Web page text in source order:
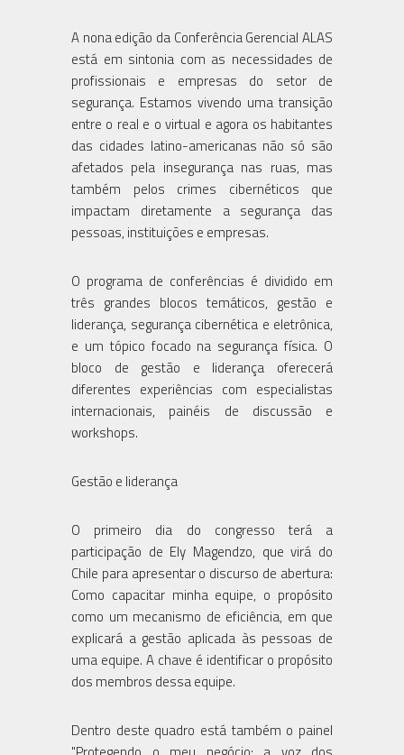
A nona edição da Conferência Gerencial ALAS
está em sintonia com as necessidades de
profissionais e empresas do setor de
segurança. Estamos vivendo uma transição
entre o real e o virtual e agora os habitantes
das cidades latino-americanas não só são
afetados pela insegurança nas ruas, mas
também pelos crimes cibernéticos que
impactam diretamente a segurança das
pessoas, instituições e empresas.
O programa de conferências é dividido em
três grandes blocos temáticos, gestão e
liderança, segurança cibernética e eletrônica,
e um tópico focado na segurança física. O
bloco de gestão e liderança oferecerá
diferentes experiências com especialistas
internacionais, painéis de discussão e
workshops.
Gestão e liderança
O primeiro dia do congresso terá a
participação de Ely Magendzo, que virá do
Chile para apresentar o discurso de abertura:
Como capacitar minha equipe, o propósito
como um mecanismo de eficiência, em que
explicará a gestão aplicada às pessoas de
uma equipe. A chave é identificar o propósito
dos membros dessa equipe.
Dentro deste quadro está também o painel